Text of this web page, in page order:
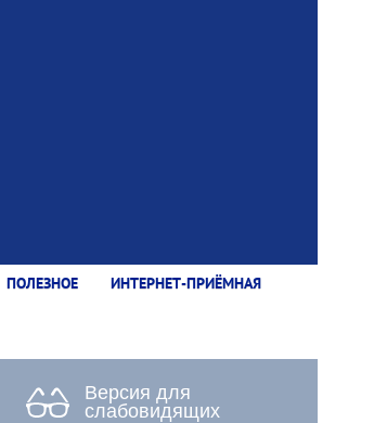
ПОЛЕЗНОЕ
ИНТЕРНЕТ-ПРИЁМНАЯ
Версия для
слабовидящих